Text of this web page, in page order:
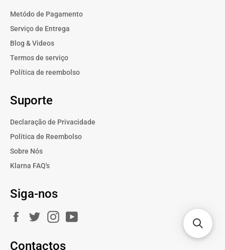
Metódo de Pagamento
Serviço de Entrega
Blog & Videos
Termos de serviço
Política de reembolso
Suporte
Declaração de Privacidade
Politica de Reembolso
Sobre Nós
Klarna FAQ's
Siga-nos
FacebookTwitterInstagram
Contactos